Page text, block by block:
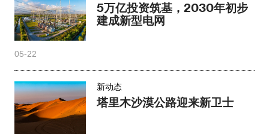
5万亿投资筑基，2030年初步
建成新型电网
05-22
新动态
塔里木沙漠公路迎来新卫士